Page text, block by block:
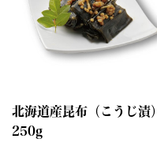
北海道産昆布（こうじ漬）
250g